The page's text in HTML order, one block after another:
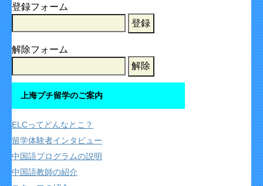
登録フォーム
解除フォーム
上海プチ留学のご案内
ELCってどんなとこ？
留学体験者インタビュー
中国語プログラムの説明
中国語教師の紹介